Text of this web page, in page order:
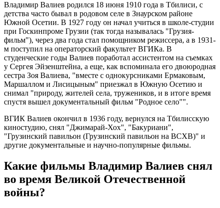
Владимир Валиев родился 18 июня 1910 года в Тбилиси, с
детства часто бывал в родовом селе в Знаурском районе
Южной Осетии. В 1927 году он начал учиться в школе-студии
при Госкинпроме Грузии (так тогда называлась "Грузия-
фильм"), через два года стал помощником режиссера, а в 1931-
м поступил на операторский факультет ВГИКа. В
студенческие годы Валиев поработал ассистентом на съемках
у Сергея Эйзенштейна, а еще, как вспоминала его двоюродная
сестра Зоя Валиева, "вместе с однокурсниками Ермаковым,
Маршаллом и Лисицыным" приезжал в Южную Осетию и
снимал "природу, жителей села, тружеников, и в итоге время
спустя вышел документальный фильм "Родное село"".
ВГИК Валиев окончил в 1936 году, вернулся на Тбилисскую
киностудию, снял "Джимарай-Хох", "Бакуриани",
"Грузинский павильон (Грузинский павильон на ВСХВ)" и
другие документальные и научно-популярные фильмы.
Какие фильмы Владимир Валиев снял
во время Великой Отечественной
войны?